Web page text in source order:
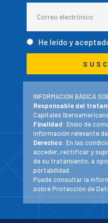
He leído y
INFORMACIÓN BÁSICA
Responsable del
Capitales
Finalidad: Envío de
información relevante de
Derechos: En las
acceder, rectificar y
de su tratamiento, a
portabilidad.
Puede consultar la
sobre Protección de